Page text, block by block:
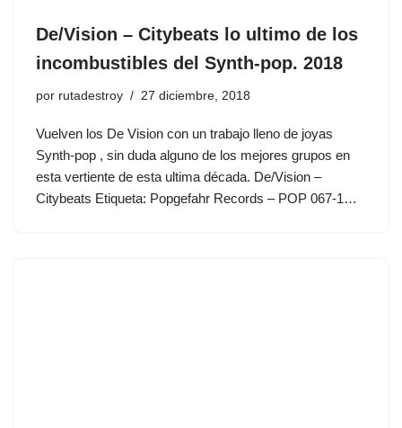
De/Vision ‎– Citybeats lo ultimo de los
incombustibles del Synth-pop. 2018
por rutadestroy 27 diciembre, 2018
Vuelven los De Vision con un trabajo lleno de joyas
Synth-pop , sin duda alguno de los mejores grupos en
esta vertiente de esta ultima década. De/Vision ‎–
Citybeats Etiqueta: Popgefahr Records – POP 067-1…